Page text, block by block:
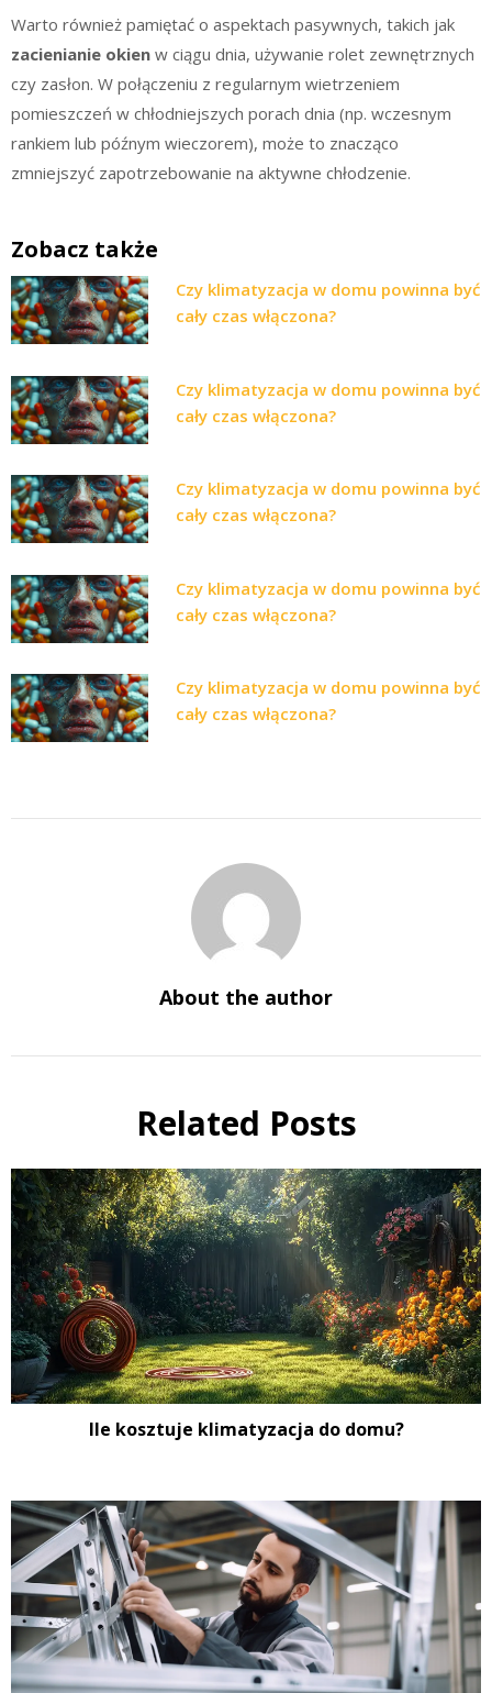
Warto również pamiętać o aspektach pasywnych, takich jak
zacienianie okien w ciągu dnia, używanie rolet zewnętrznych
czy zasłon. W połączeniu z regularnym wietrzeniem
pomieszczeń w chłodniejszych porach dnia (np. wczesnym
rankiem lub późnym wieczorem), może to znacząco
zmniejszyć zapotrzebowanie na aktywne chłodzenie.
Zobacz także
Czy klimatyzacja w domu powinna być
cały czas włączona?
Czy klimatyzacja w domu powinna być
cały czas włączona?
Czy klimatyzacja w domu powinna być
cały czas włączona?
Czy klimatyzacja w domu powinna być
cały czas włączona?
Czy klimatyzacja w domu powinna być
cały czas włączona?
About the author
Related Posts
Ile kosztuje klimatyzacja do domu?